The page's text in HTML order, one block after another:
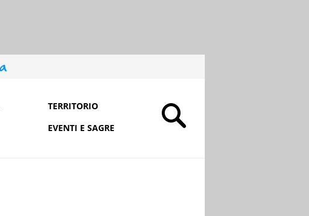
TERRITORIO
EVENTI E SAGRE